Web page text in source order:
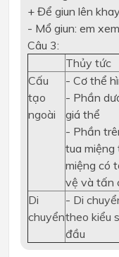
+ Để giun lên
- Mổ giun: em
Câu 3:
Thủy tức
Cấu
tạo
ngoài
- Cơ thể
- Phần
giá thể
- Phần
tua miệng
miệng có
vệ và tấn
Di
chuyển
- Di
theo kiểu
đầu